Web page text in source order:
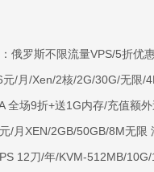
免费CNIX/支持主流AI访问
量
/新用户下单送30元
端口/KVM/深港IX/双端独
AS9929/CMIN2/软银等线路
俄罗斯不限流量VPS/5折优
元/月/Xen/2核/2G/30G/无限/
全场9折+送1G内存/充值额外
/月XEN/2GB/50GB/8M无限
12刀/年/KVM-512MB/10G/